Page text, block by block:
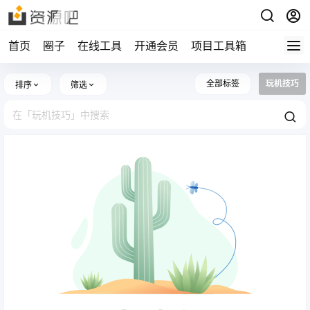
首页 圈子 在线工具 开通会员 项目工具箱
排序 筛选 全部标签 玩机技巧